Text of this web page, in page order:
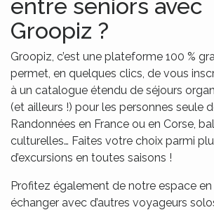
entre seniors avec
Groopiz ?
Groopiz, c’est une plateforme 100 %
permet, en quelques clics, de vous
à un catalogue étendu de séjours
(et ailleurs !) pour les personnes seule
Randonnées en France ou en Corse,
culturelles… Faites votre choix parmi
d’excursions en toutes saisons !
Profitez également de notre espace
échanger avec d’autres voyageurs